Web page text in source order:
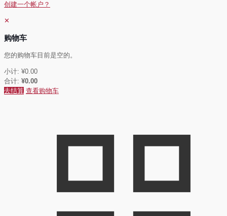
创建一个帐户？
✕
购物车
您的购物车目前是空的。
小计: ¥0.00
合计: ¥0.00
去结算 查看购物车